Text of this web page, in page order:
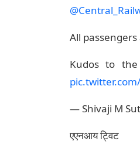
All
Kudos to
— Shivaji M
एएनआय ट्विट